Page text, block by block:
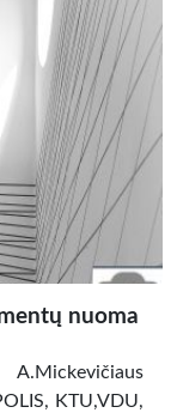
nuoma
KTU,VDU,